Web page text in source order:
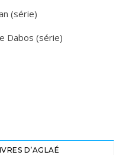
(série)
Dabos (série)
D’AGLAÉ